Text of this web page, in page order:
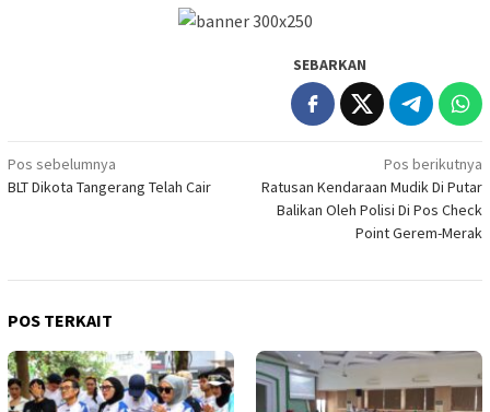
SEBARKAN
Navigasi
pos
Pos sebelumnya
BLT Dikota Tangerang Telah Cair
Pos berikutnya
Ratusan Kendaraan Mudik Di Putar
Balikan Oleh Polisi Di Pos Check
Point Gerem-Merak
POS TERKAIT